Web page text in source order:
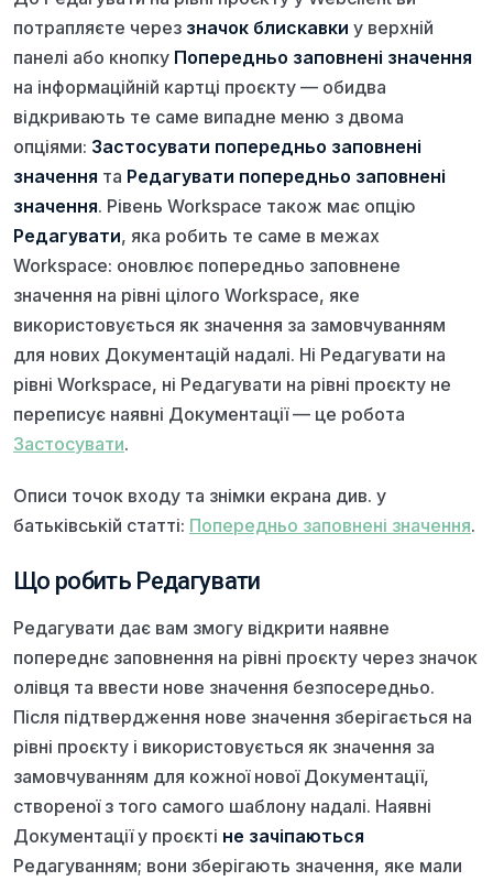
потрапляєте через значок блискавки у верхній
панелі або кнопку Попередньо заповнені значення
на інформаційній картці проєкту — обидва
відкривають те саме випадне меню з двома
опціями: Застосувати попередньо заповнені
значення та Редагувати попередньо заповнені
значення. Рівень Workspace також має опцію
Редагувати, яка робить те саме в межах
Workspace: оновлює попередньо заповнене
значення на рівні цілого Workspace, яке
використовується як значення за замовчуванням
для нових Документацій надалі. Ні Редагувати на
рівні Workspace, ні Редагувати на рівні проєкту не
переписує наявні Документації — це робота
Застосувати.
Описи точок входу та знімки екрана див. у
батьківській статті: Попередньо заповнені значення.
Що робить Редагувати
Редагувати дає вам змогу відкрити наявне
попереднє заповнення на рівні проєкту через значок
олівця та ввести нове значення безпосередньо.
Після підтвердження нове значення зберігається на
рівні проєкту і використовується як значення за
замовчуванням для кожної нової Документації,
створеної з того самого шаблону надалі. Наявні
Документації у проєкті не зачіпаються
Редагуванням; вони зберігають значення, яке мали